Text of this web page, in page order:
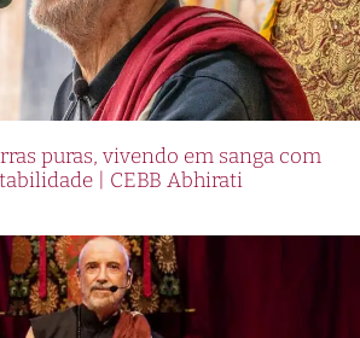
puras, vivendo em sanga com
| CEBB Abhirati